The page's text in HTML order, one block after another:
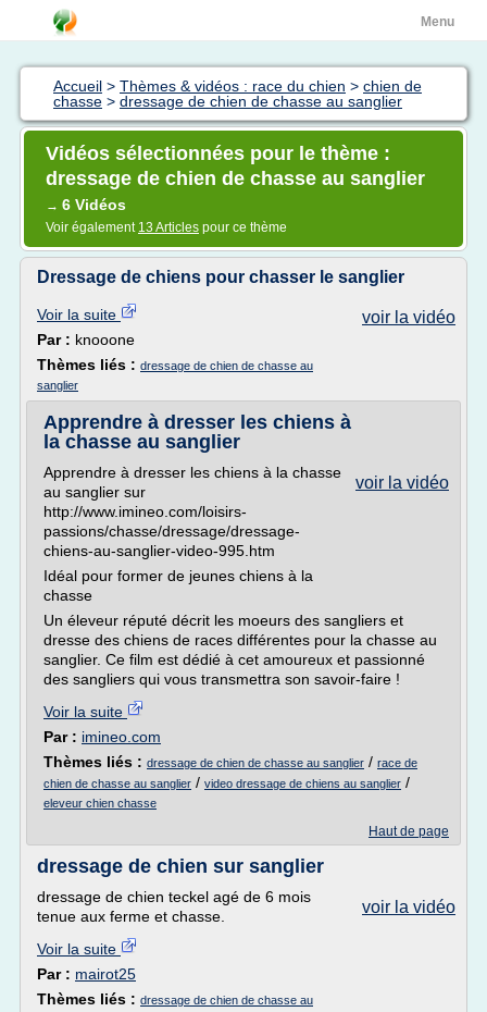
Menu
Accueil > Thèmes & vidéos : race du chien > chien de
chasse > dressage de chien de chasse au sanglier
Vidéos sélectionnées pour le thème :
dressage de chien de chasse au sanglier
→ 6 Vidéos
Voir également 13 Articles pour ce thème
Dressage de chiens pour chasser le sanglier
voir la vidéo
Voir la suite
Par : knooone
Thèmes liés : dressage de chien de chasse au
sanglier
Apprendre à dresser les chiens à
la chasse au sanglier
voir la vidéo
Apprendre à dresser les chiens à la chasse
au sanglier sur
http://www.imineo.com/loisirs-
passions/chasse/dressage/dressage-
chiens-au-sanglier-video-995.htm
Idéal pour former de jeunes chiens à la
chasse
Un éleveur réputé décrit les moeurs des sangliers et
dresse des chiens de races différentes pour la chasse au
sanglier. Ce film est dédié à cet amoureux et passionné
des sangliers qui vous transmettra son savoir-faire !
Voir la suite
Par : imineo.com
Thèmes liés : dressage de chien de chasse au sanglier / race de
chien de chasse au sanglier / video dressage de chiens au sanglier /
eleveur chien chasse
Haut de page
dressage de chien sur sanglier
voir la vidéo
dressage de chien teckel agé de 6 mois
tenue aux ferme et chasse.
Voir la suite
Par : mairot25
Thèmes liés : dressage de chien de chasse au